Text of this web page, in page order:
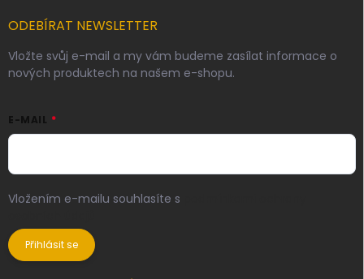
ODEBÍRAT NEWSLETTER
Vložte svůj e-mail a my vám budeme zasílat informace o
nových produktech na našem e-shopu.
E-MAIL
Vložením e-mailu souhlasíte s
Přihlásit se